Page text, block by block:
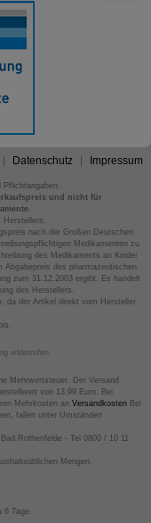
Datenschutz Impressum
und nicht für
Herstellers.
nach der Großen Deutschen
Medikamenten zu
des Medikaments an Kinder
Abgabepreis des pharmazeutischen
zum 31.12.2003 ergibt. Es handelt
des Herstellers.
da der Artikel direkt vom Hersteller
widerrufen
Mehrwertsteuer. Der Versand
von 13,99 Euro. Bei
Mehrkosten an VersandkostenBei
fallen unter Umständen
Rothenfelde - Tel 0800 / 10 11
Mengen.
Tage.